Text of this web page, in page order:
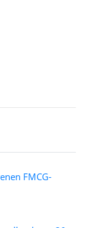
FMCG-